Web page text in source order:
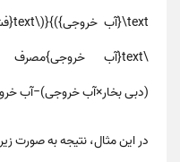
\text{آب خروجی}
مصرف
(دبی بخار×آب خروجی)
−آب
در این مثال، نتیجه به صورت